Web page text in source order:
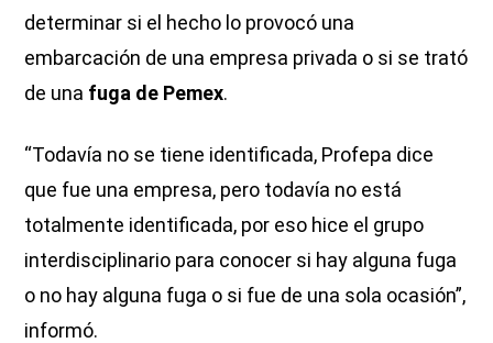
determinar si el hecho lo provocó una
embarcación de una empresa privada o si se trató
de una fuga de Pemex.
“Todavía no se tiene identificada, Profepa dice
que fue una empresa, pero todavía no está
totalmente identificada, por eso hice el grupo
interdisciplinario para conocer si hay alguna fuga
o no hay alguna fuga o si fue de una sola ocasión”,
informó.